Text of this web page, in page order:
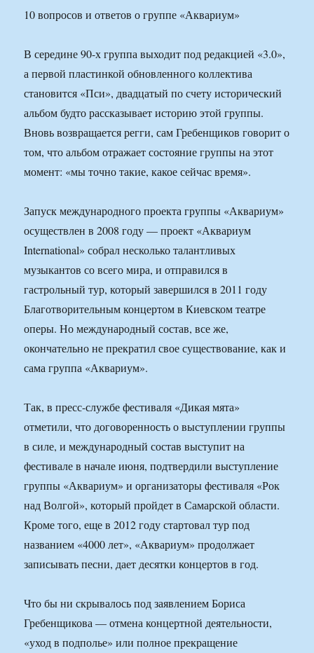
10 вопросов и ответов о группе «Аквариум»
В середине 90-х группа выходит под редакцией «3.0»,
а первой пластинкой обновленного коллектива
становится «Пси», двадцатый по счету исторический
альбом будто рассказывает историю этой группы.
Вновь возвращается регги, сам Гребенщиков говорит о
том, что альбом отражает состояние группы на этот
момент: «мы точно такие, какое сейчас время».
Запуск международного проекта группы «Аквариум»
осуществлен в 2008 году — проект «Аквариум
International» собрал несколько талантливых
музыкантов со всего мира, и отправился в
гастрольный тур, который завершился в 2011 году
Благотворительным концертом в Киевском театре
оперы. Но международный состав, все же,
окончательно не прекратил свое существование, как и
сама группа «Аквариум».
Так, в пресс-службе фестиваля «Дикая мята»
отметили, что договоренность о выступлении группы
в силе, и международный состав выступит на
фестивале в начале июня, подтвердили выступление
группы «Аквариум» и организаторы фестиваля «Рок
над Волгой», который пройдет в Самарской области.
Кроме того, еще в 2012 году стартовал тур под
названием «4000 лет», «Аквариум» продолжает
записывать песни, дает десятки концертов в год.
Что бы ни скрывалось под заявлением Бориса
Гребенщикова — отмена концертной деятельности,
«уход в подполье» или полное прекращение